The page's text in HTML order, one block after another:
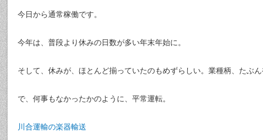
今日から通常稼働です。
今年は、普段より休みの日数が多い年末年始に。
そして、休みが、ほとんど揃っていたのもめずらしい。業種柄、たぶ
で、何事もなかったかのように、平常運転。
川合運輸の楽器輸送